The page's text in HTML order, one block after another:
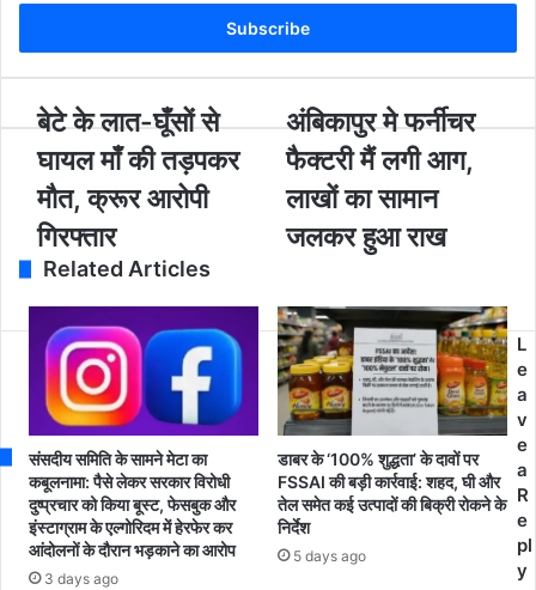
t
r
y
u
i
l
d
बे
के
ला
घूँ
घा
ल
माँ
की
त
ड़
प
क
बेटे के लात-घूँसों से
घायल माँ की तड़पकर
मौत, क्रूर आरोपी
गिरफ्तार
अं
बि
का
पु
मे
च
र
फै
क्ट
री
मैं
ल
गी
आ
,
अंबिकापुर मे फर्नीचर
फैक्टरी मैं लगी आग,
लाखों का सामान
जलकर हुआ राख
Related Articles
संसदीय समिति के सामने मेटा का
कबूलनामा: पैसे लेकर सरकार विरोधी
दुष्प्रचार को किया बूस्ट, फेसबुक और
इंस्टाग्राम के एल्गोरिदम में हेरफेर कर
आंदोलनों के दौरान भड़काने का आरोप
3 days ago
डाबर के ‘100% शुद्धता’ के दावों पर
FSSAI की बड़ी कार्रवाई: शहद, घी और
तेल समेत कई उत्पादों की बिक्री रोकने के
निर्देश
5 days ago
L
e
a
v
e
a
R
e
pl
y